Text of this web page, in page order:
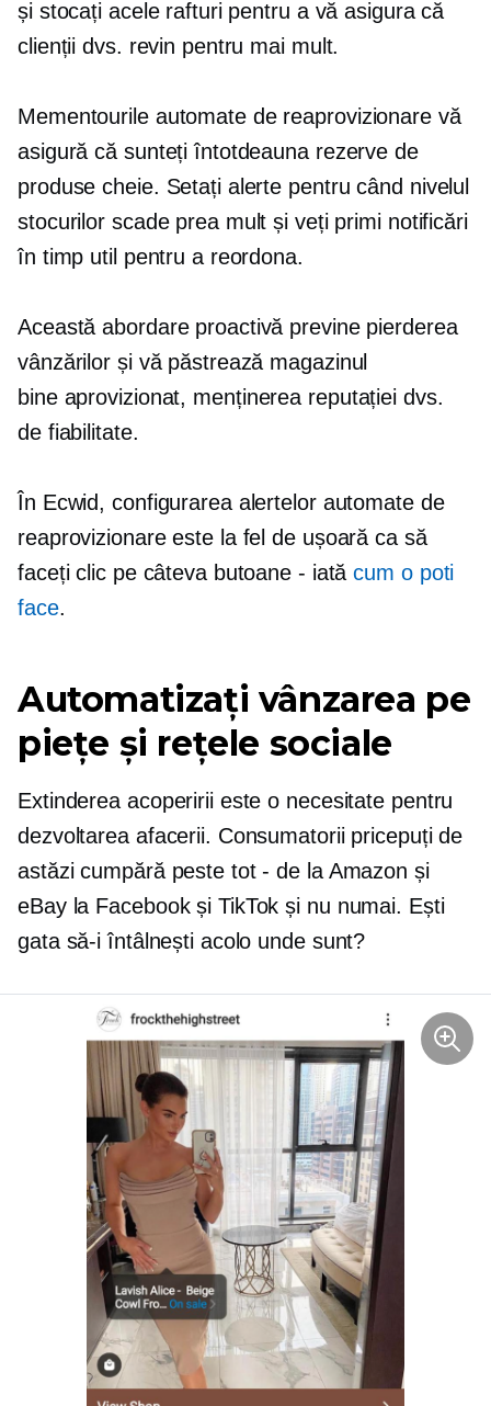
și stocați acele rafturi pentru a vă asigura că
clienții dvs. revin pentru mai mult.
Mementourile automate de reaprovizionare vă
asigură că sunteți întotdeauna rezerve de
produse cheie. Setați alerte pentru când nivelul
stocurilor scade prea mult și veți primi notificări
în timp util pentru a reordona.
Această abordare proactivă previne pierderea
vânzărilor și vă păstrează magazinul
bine aprovizionat, menținerea reputației dvs.
de fiabilitate.
În Ecwid, configurarea alertelor automate de
reaprovizionare este la fel de ușoară ca să
faceți clic pe câteva butoane - iatăcum o poti
face.
Automatizați vânzarea pe
piețe și rețele sociale
Extinderea acoperirii este o necesitate pentru
dezvoltarea afacerii. Consumatorii pricepuți de
astăzi cumpără peste tot - de la Amazon și
eBay la Facebook și TikTok și nu numai. Ești
gata să-i întâlnești acolo unde sunt?